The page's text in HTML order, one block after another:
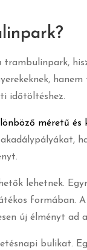
időtöltéshez.
méretű
lehetnek.
formában.
új élményt ad
bulikat.